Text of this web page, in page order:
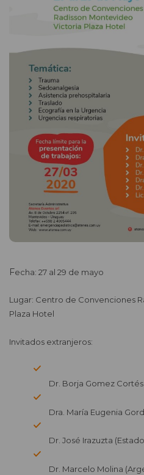
Fecha: 27 al 29 de mayo
Lugar: Centro de Convenciones
Plaza Hotel
Invitados extranjeros:
Dr. Borja Gomez Cortés
Dra. María Eugenia
Dr. José Irazuzta
Dr. Marcelo Molina